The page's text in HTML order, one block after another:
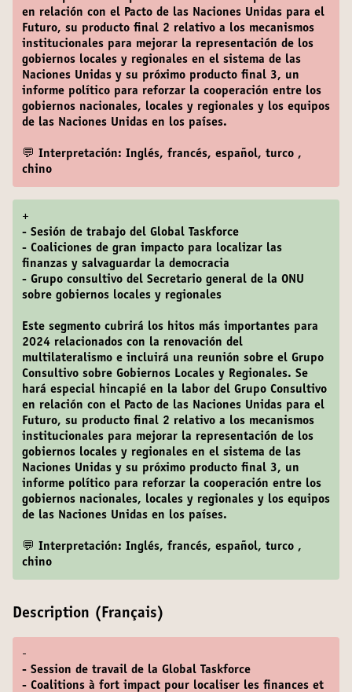
en relación con el Pacto de las Naciones Unidas para el
Futuro, su producto final 2 relativo a los mecanismos
institucionales para mejorar la representación de los
gobiernos locales y regionales en el sistema de las
Naciones Unidas y su próximo producto final 3, un
informe político para reforzar la cooperación entre los
gobiernos nacionales, locales y regionales y los equipos
de las Naciones Unidas en los países.
💬 Interpretación: Inglés, francés, español, turco ,
chino
+
- Sesión de trabajo del Global Taskforce
- Coaliciones de gran impacto para localizar las
finanzas y salvaguardar la democracia
- Grupo consultivo del Secretario general de la ONU
sobre gobiernos locales y regionales
Este segmento cubrirá los hitos más importantes para
2024 relacionados con la renovación del
multilateralismo e incluirá una reunión sobre el Grupo
Consultivo sobre Gobiernos Locales y Regionales. Se
hará especial hincapié en la labor del Grupo Consultivo
en relación con el Pacto de las Naciones Unidas para el
Futuro, su producto final 2 relativo a los mecanismos
institucionales para mejorar la representación de los
gobiernos locales y regionales en el sistema de las
Naciones Unidas y su próximo producto final 3, un
informe político para reforzar la cooperación entre los
gobiernos nacionales, locales y regionales y los equipos
de las Naciones Unidas en los países.
💬 Interpretación: Inglés, francés, español, turco ,
chino
Description (Français)
-
- Session de travail de la Global Taskforce
- Coalitions à fort impact pour localiser les finances et